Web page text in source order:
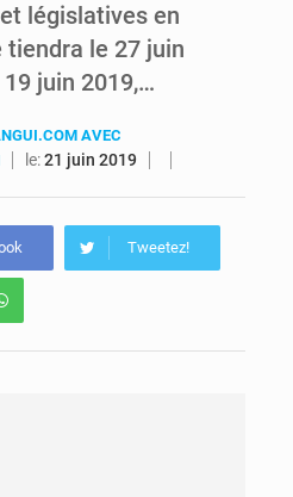
législatives en
le 27 juin
juin 2019,…
AVEC
le:21 juin 2019
Tweetez!